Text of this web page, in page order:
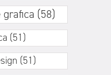
(58)
(51)
(51)